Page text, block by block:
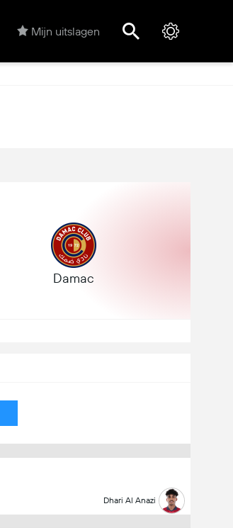
Mijn uitslagen
Damac
Dhari Al Anazi